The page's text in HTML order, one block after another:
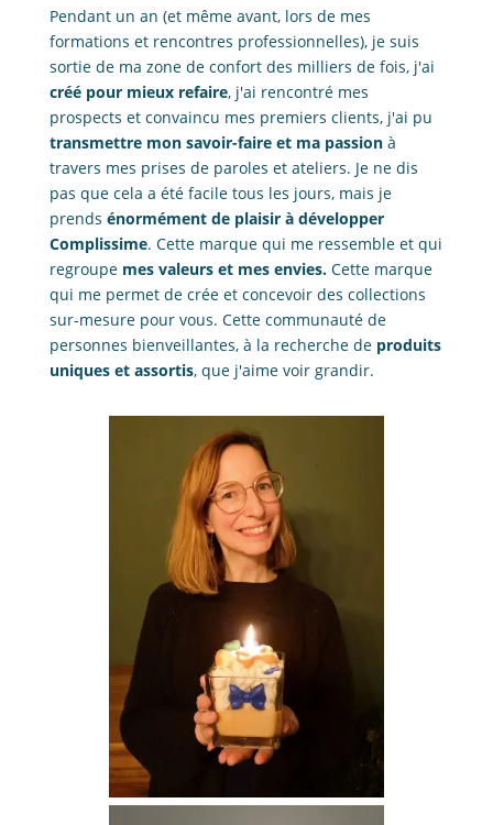
Pendant un an (et même avant, lors de mes
formations et rencontres professionnelles), je suis
sortie de ma zone de confort des milliers de fois, j'ai
créé pour mieux refaire, j'ai rencontré mes
prospects et convaincu mes premiers clients, j'ai pu
transmettre mon savoir-faire et ma passionà
travers mes prises de paroles et ateliers. Je ne dis
pas que cela a été facile tous les jours, mais je
prends énormément de plaisir à développer
Complissime. Cette marque qui me ressemble et qui
regroupe mes valeurs et mes envies.Cette marque
qui me permet de crée et concevoir des collections
sur-mesure pour vous. Cette communauté de
personnes bienveillantes, à la recherche de produits
uniques et assortis, que j'aime voir grandir.